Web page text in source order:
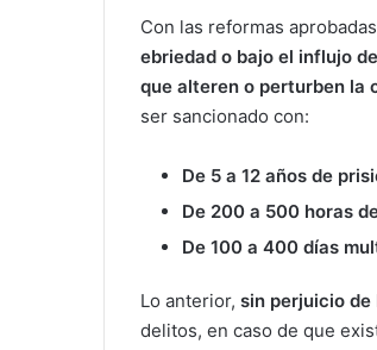
Con las reformas
ebriedad o bajo el influjo
que alteren o perturben la
ser sancionado con:
De 5 a 12 años de
De 200 a 500 horas
De 100 a 400 días
Lo anterior, sin perjuicio
delitos, en caso de que